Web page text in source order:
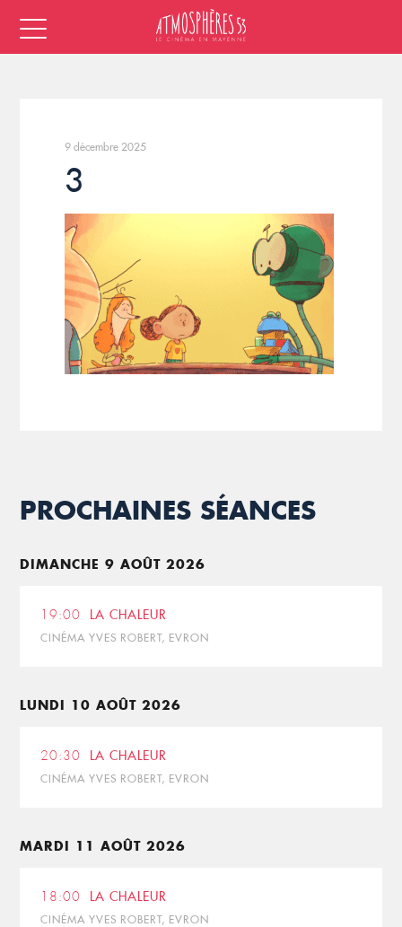
9 décembre 2025
3
PROCHAINES SÉANCES
DIMANCHE 9 AOÛT 2026
19:00 LA CHALEUR
CINÉMA YVES ROBERT, EVRON
LUNDI 10 AOÛT 2026
20:30 LA CHALEUR
CINÉMA YVES ROBERT, EVRON
MARDI 11 AOÛT 2026
18:00 LA CHALEUR
CINÉMA YVES ROBERT, EVRON